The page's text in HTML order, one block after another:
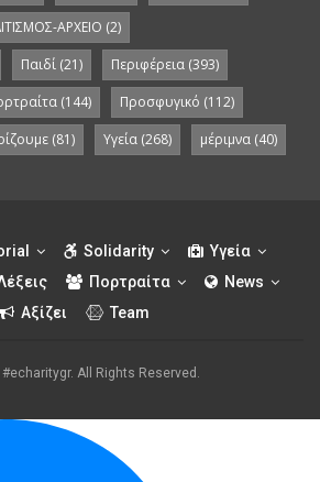
ΑΡΧΕΙΟ (2)
Παιδί (21) Περιφέρεια (393)
(144) Προσφυγικό (112)
(81) Υγεία (268) μέριμνα (40)
Solidarity
Υγεία
Πορτραίτα
News
Αξίζει
Team
All Rights Reserved.